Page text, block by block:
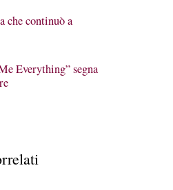
che continuò a
Everything” segna